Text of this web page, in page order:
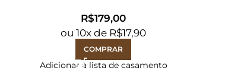
R$
ou10x de R$17,90
COMPRAR
Adicionar à lista de casamento